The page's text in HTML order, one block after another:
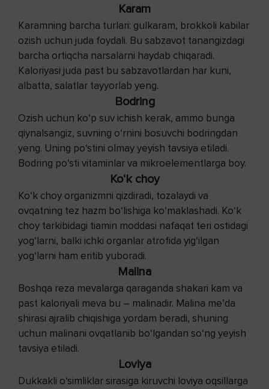
Karam
Karamning barcha turlari: gulkaram, brokkoli kabilar
ozish uchun juda foydali. Bu sabzavot tanangizdagi
barcha ortiqcha narsalarni haydab chiqaradi.
Kaloriyasi juda past bu sabzavotlardan har kuni,
albatta, salatlar tayyorlab yeng.
Bodring
Ozish uchun ko‘p suv ichish kerak, ammo bunga
qiynalsangiz, suvning o‘rnini bosuvchi bodringdan
yeng. Uning po‘stini olmay yeyish tavsiya etiladi.
Bodring po‘sti vitaminlar va mikroelementlarga boy.
Ko‘k choy
Ko‘k choy organizmni qizdiradi, tozalaydi va
ovqatning tez hazm bo‘lishiga ko‘maklashadi. Ko‘k
choy tarkibidagi tiamin moddasi nafaqat teri ostidagi
yog‘larni, balki ichki organlar atrofida yig‘ilgan
yog‘larni ham eritib yuboradi.
Malina
Boshqa reza mevalarga qaraganda shakari kam va
past kaloriyali meva bu – malinadir. Malina me’da
shirasi ajralib chiqishiga yordam beradi, shuning
uchun malinani ovqatlanib bo‘lgandan so‘ng yeyish
tavsiya etiladi.
Loviya
Dukkakli o‘simliklar sirasiga kiruvchi loviya oqsillarga